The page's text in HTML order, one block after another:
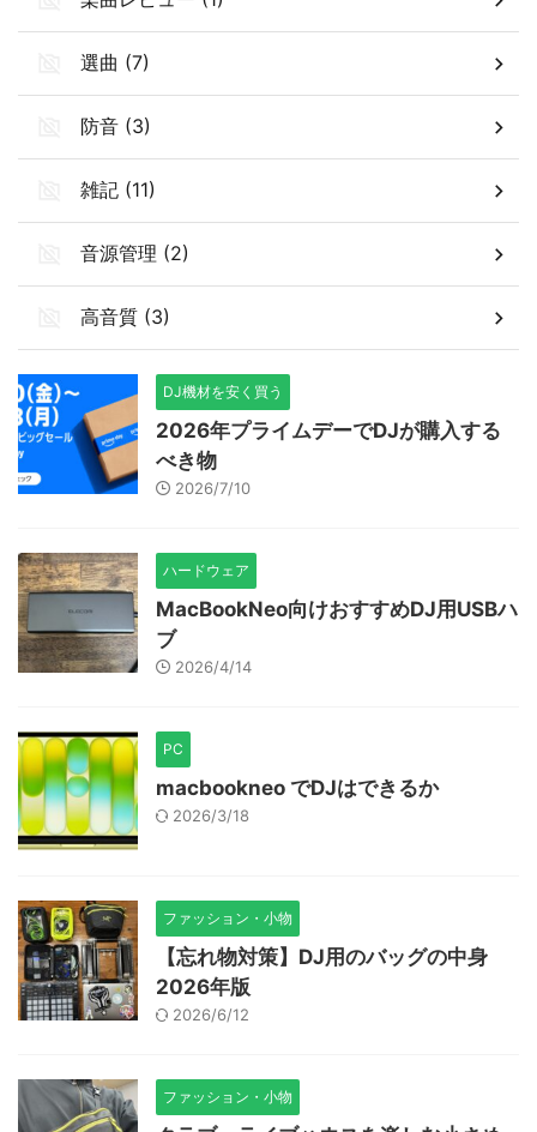
選曲 (7)
防音 (3)
雑記 (11)
音源管理 (2)
高音質 (3)
DJ機材を安く買う
2026年プライムデーでDJが購入する
べき物
2026/7/10
ハードウェア
MacBookNeo向けおすすめDJ用USBハ
ブ
2026/4/14
PC
macbookneo でDJはできるか
2026/3/18
ファッション・小物
【忘れ物対策】DJ用のバッグの中身
2026年版
2026/6/12
ファッション・小物